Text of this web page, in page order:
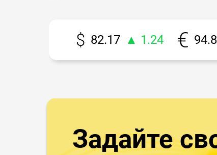
82.17 ▲ 1.24
Задайте